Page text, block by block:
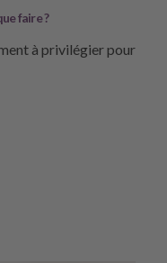
faire ?
à privilégier pour